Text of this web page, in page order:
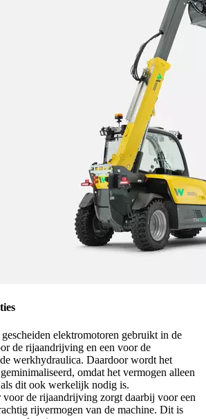
elektromotoren gebruikt in de
de rijaandrijving en een voor de
werkhydraulica. Daardoor wordt het
omdat het vermogen alleen
dit ook werkelijk nodig is.
de rijaandrijving zorgt daarbij voor een
rijvermogen van de machine. Dit is